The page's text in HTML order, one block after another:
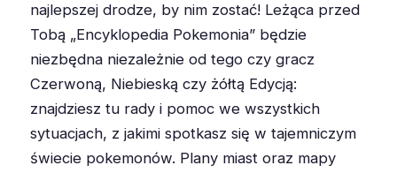
najlepszej drodze, by nim zostać! Leżąca przed
Tobą „Encyklopedia Pokemonia” będzie
niezbędna niezależnie od tego czy gracz
Czerwoną, Niebieską czy żółtą Edycją:
znajdziesz tu rady i pomoc we wszystkich
sytuacjach, z jakimi spotkasz się w tajemniczym
świecie pokemonów. Plany miast oraz mapy